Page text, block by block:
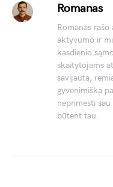
Romanas
Romanas
aktyvumo ir
kasdienio
skaitytojams
savijautą,
gyvenimiška
neprimesti
būtent tau.